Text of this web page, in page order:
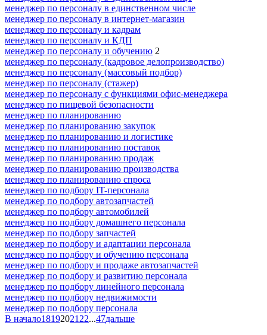
менеджер по персоналу в единственном числе
менеджер по персоналу в интернет-магазин
менеджер по персоналу и кадрам
менеджер по персоналу и КДП
менеджер по персоналу и обучению 2
менеджер по персоналу (кадровое делопроизводство)
менеджер по персоналу (массовый подбор)
менеджер по персоналу (стажер)
менеджер по персоналу с функциями офис-менеджера
менеджер по пищевой безопасности
менеджер по планированию
менеджер по планированию закупок
менеджер по планированию и логистике
менеджер по планированию поставок
менеджер по планированию продаж
менеджер по планированию производства
менеджер по планированию спроса
менеджер по подбору IT-персонала
менеджер по подбору автозапчастей
менеджер по подбору автомобилей
менеджер по подбору домашнего персонала
менеджер по подбору запчастей
менеджер по подбору и адаптации персонала
менеджер по подбору и обучению персонала
менеджер по подбору и продаже автозапчастей
менеджер по подбору и развитию персонала
менеджер по подбору линейного персонала
менеджер по подбору недвижимости
менеджер по подбору персонала
В начало18192021 22...47дальше